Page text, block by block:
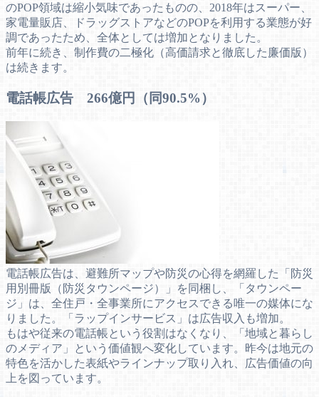
のPOP領域は縮小気味であったものの、2018年はスーパー、
家電量販店、ドラッグストアなどのPOPを利用する業態が好
調であったため、全体としては増加となりました。
前年に続き、制作費の二極化（高価請求と徹底した廉価版）
は続きます。
電話帳広告 266億円（同90.5%）
電話帳広告は、避難所マップや防災の心得を網羅した「防災
用別冊版（防災タウンページ）」を同梱し、「タウンペー
ジ」は、全住戸・全事業所にアクセスできる唯一の媒体にな
りました。「ラップインサービス」は広告収入も増加。
もはや従来の電話帳という役割はなくなり、「地域と暮らし
のメディア」という価値観へ変化しています。昨今は地元の
特色を活かした表紙やラインナップ取り入れ、広告価値の向
上を図っています。